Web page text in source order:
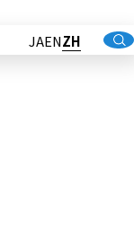
JAENZH